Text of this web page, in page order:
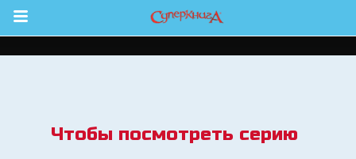
Return to Content
Чтобы посмотреть серию